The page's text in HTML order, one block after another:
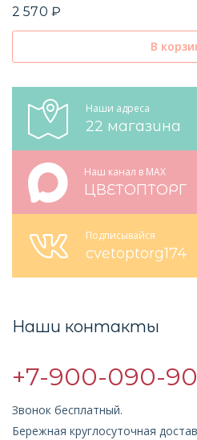
2 570 ₽
В
Наши адреса
22 магазина
Наш канал в MAX
ЦВЕТОПТОРГ
Подписывайся
cvetoptorg174
Наши контакты
+7-900-090-
Звонок бесплатный.
Бережная круглосуточная